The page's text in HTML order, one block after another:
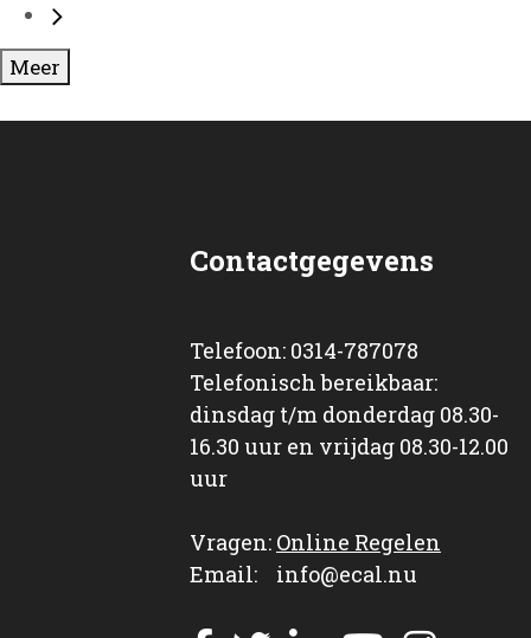
Meer
Contactgegevens
Telefoon: 0314-787078
Telefonisch bereikbaar:
dinsdag t/m donderdag 08.30-
16.30 uur en vrijdag 08.30-12.00
uur
Vragen: Online Regelen
Email: info@ecal.nu